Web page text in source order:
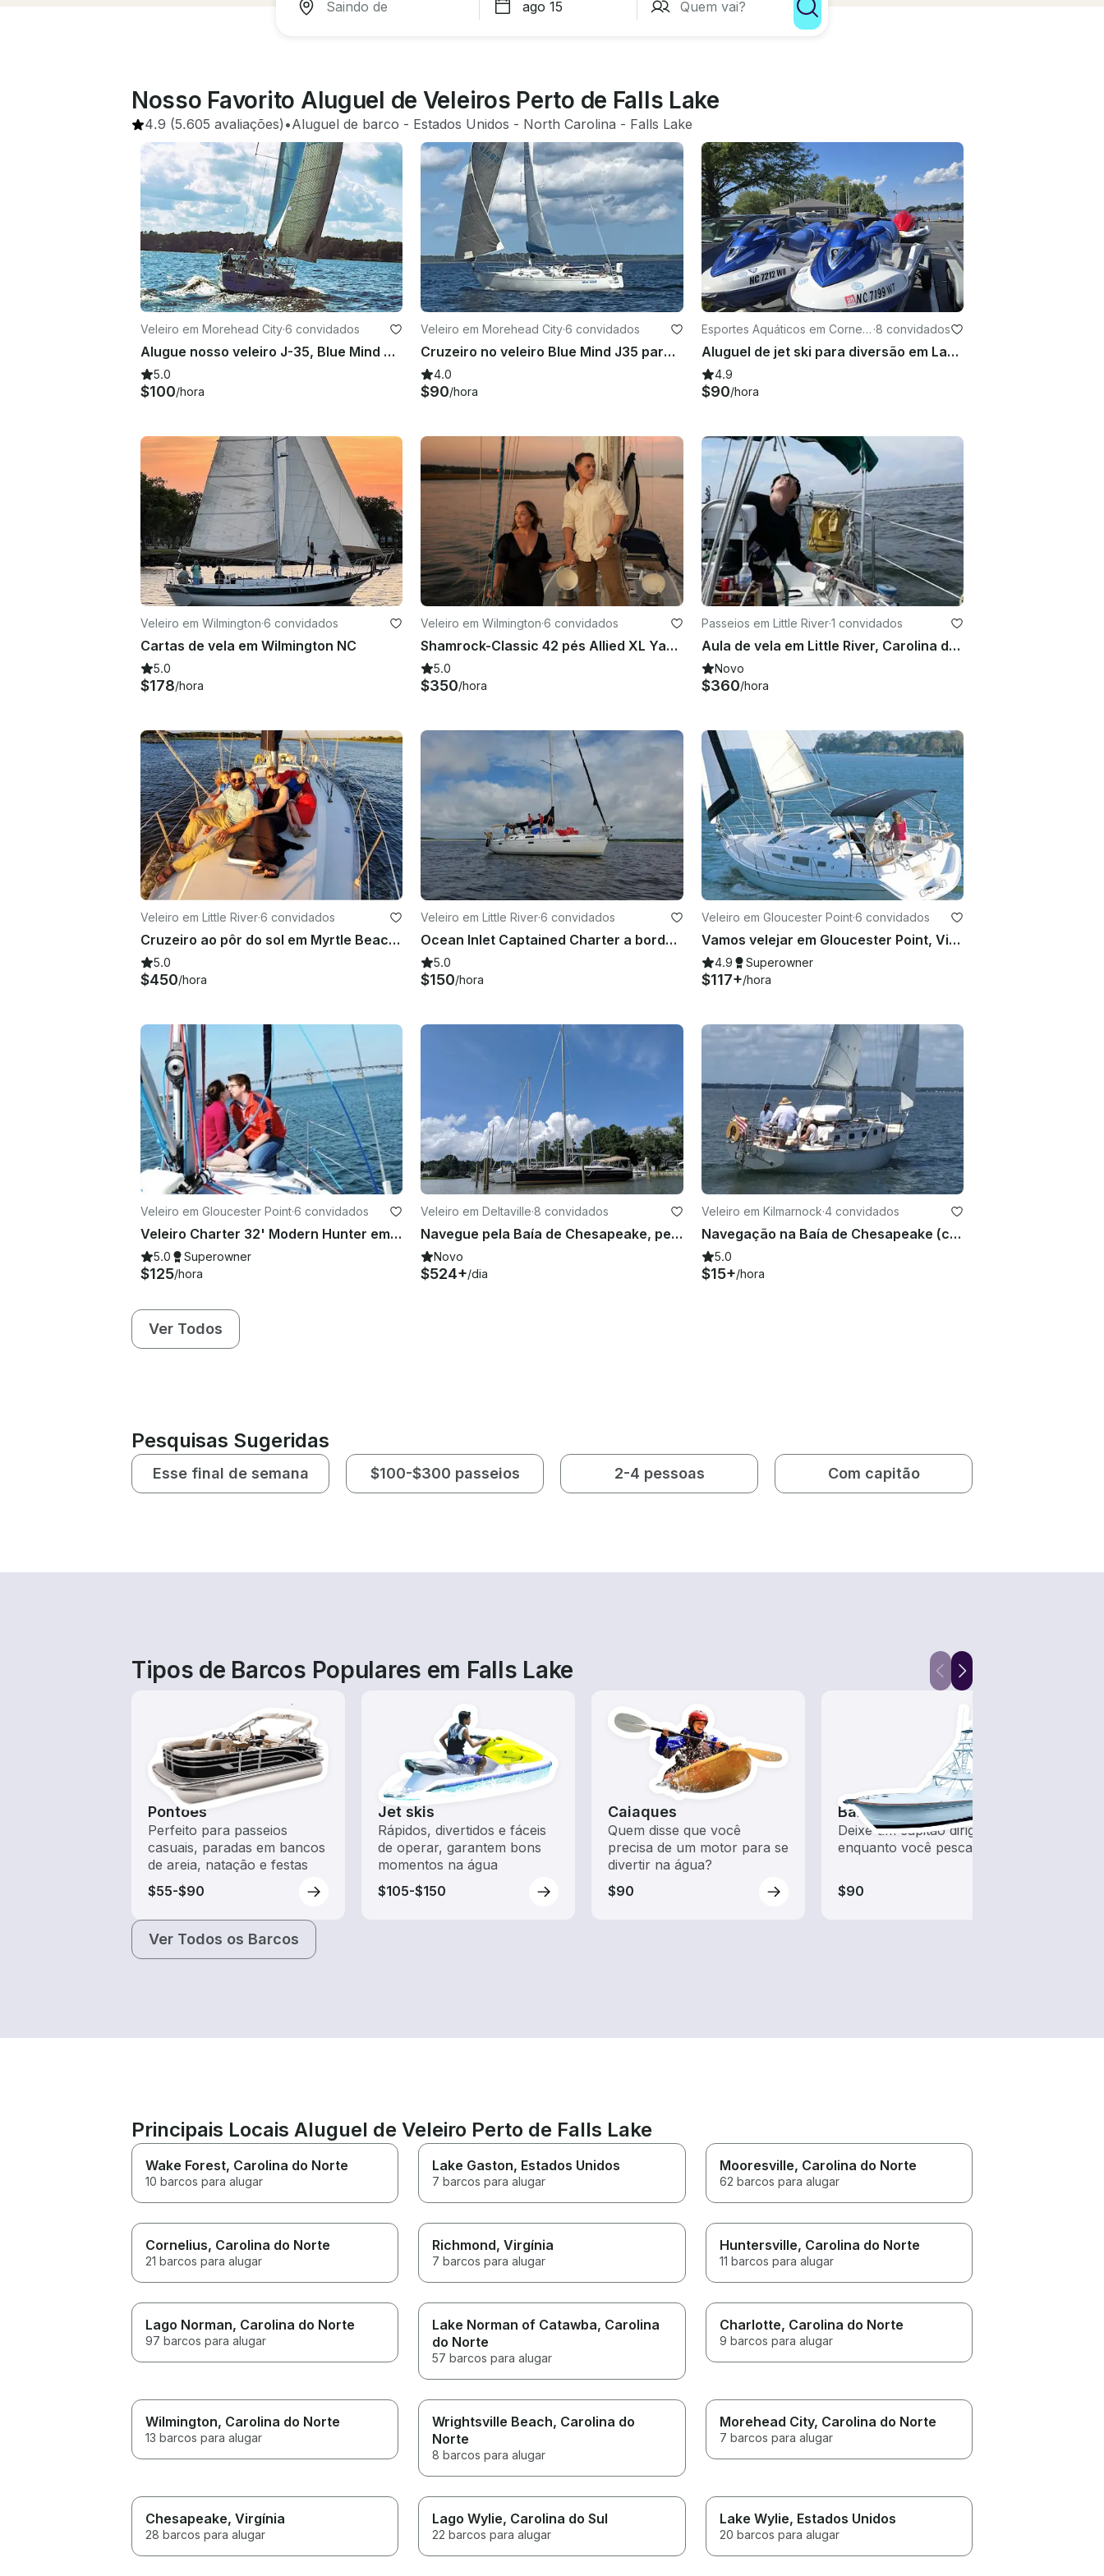
Nosso Favorito Aluguel de Veleiros Perto de Falls Lake
4.9 (5.605 avaliações) •Aluguel de barco - Estados Unidos - North Carolina - Falls Lake
Veleiro em Morehead City·6 convidados
Alugue nosso veleiro J-35, Blue Mind @ Northwest Creek Marina em New Bern NC
5.0
$100/hora
Veleiro em Morehead City·6 convidados
Cruzeiro no veleiro Blue Mind J35 para 6 pessoas
4.0
$90/hora
Esportes Aquáticos em Corneli
us
·8 convidados
Aluguel de jet ski para diversão em Lake Norman, NC, perto de Charlotte
4.9
$90/hora
Veleiro em Wilmington·6 convidados
Cartas de vela em Wilmington NC
5.0
$178/hora
Veleiro em Wilmington·6 convidados
Shamrock-Classic 42 pés Allied XL Yawl Wilmington, NC
5.0
$350/hora
Passeios em Little River·1 convidados
Aula de vela em Little River, Carolina do Sul
Novo
$360/hora
Veleiro em Little River·6 convidados
Cruzeiro ao pôr do sol em Myrtle Beach, Carolina do Sul
5.0
$450/hora
Veleiro em Little River·6 convidados
Ocean Inlet Captained Charter a bordo do veleiro Beneteau 39 em Little River, Carolina do Sul
5.0
$150/hora
Veleiro em Gloucester Point·6 convidados
Vamos velejar em Gloucester Point, Virgínia
4.9 Superowner
$117+/hora
Veleiro em Gloucester Point·6 convidados
Veleiro Charter 32' Modern Hunter em Gloucester, Point Virginia
5.0 Superowner
$125/hora
Veleiro em Deltaville·8 convidados
Navegue pela Baía de Chesapeake, pela costa atlântica ou pelas ilhas do Caribe com estilo! Alugue este Jeanneau Sun Odyssey 509
Novo
$524+/dia
Veleiro em Kilmarnock·4 convidados
Navegação na Baía de Chesapeake (com capitão) - 33' Cape Dory - Kilmarnock, Virgínia
5.0
$15+/hora
Ver Todos
Pesquisas Sugeridas
Esse final de semana $100-$300 passeios 2-4 pessoas Com capitão
Tipos de Barcos Populares em Falls Lake
Pontões
Perfeito para passeios
casuais, paradas em bancos
de areia, natação e festas
$55-$90
Jet skis
Rápidos, divertidos e fáceis
de operar, garantem bons
momentos na água
$105-$150
Caiaques
Quem disse que você
precisa de um motor para se
divertir na água?
$90
Barcos de pesca
Deixe um capitão dirigir
enquanto você pesca
$90
Ver Todos os Barcos
Principais Locais Aluguel de Veleiro Perto de Falls Lake
Wake Forest, Carolina do Norte
10 barcos para alugar
Lake Gaston, Estados Unidos
7 barcos para alugar
Mooresville, Carolina do Norte
62 barcos para alugar
Cornelius, Carolina do Norte
21 barcos para alugar
Richmond, Virgínia
7 barcos para alugar
Huntersville, Carolina do Norte
11 barcos para alugar
Lago Norman, Carolina do Norte
97 barcos para alugar
Lake Norman of Catawba, Carolina
do Norte
57 barcos para alugar
Charlotte, Carolina do Norte
9 barcos para alugar
Wilmington, Carolina do Norte
13 barcos para alugar
Wrightsville Beach, Carolina do
Norte
8 barcos para alugar
Morehead City, Carolina do Norte
7 barcos para alugar
Chesapeake, Virgínia
28 barcos para alugar
Lago Wylie, Carolina do Sul
22 barcos para alugar
Lake Wylie, Estados Unidos
20 barcos para alugar